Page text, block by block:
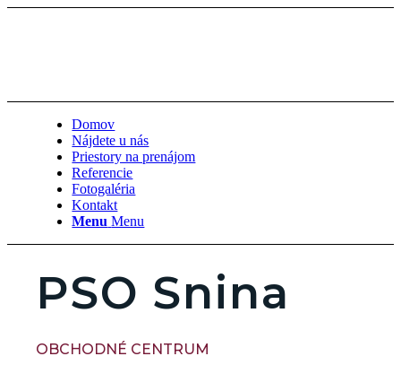
Domov
Nájdete u nás
Priestory na prenájom
Referencie
Fotogaléria
Kontakt
Menu Menu
PSO Snina
ㅤOBCHODNÉ CENTRUM